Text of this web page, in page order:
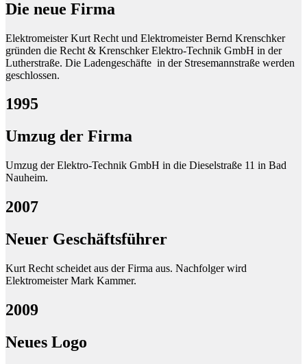
Die neue Firma
Elektromeister Kurt Recht und Elektromeister Bernd Krenschker
gründen die Recht & Krenschker Elektro-Technik GmbH in der
Lutherstraße. Die Ladengeschäfte in der Stresemannstraße werden
geschlossen.
1995
Umzug der Firma
Umzug der Elektro-Technik GmbH in die Dieselstraße 11 in Bad
Nauheim.
2007
Neuer Geschäftsführer
Kurt Recht scheidet aus der Firma aus. Nachfolger wird
Elektromeister Mark Kammer.
2009
Neues Logo